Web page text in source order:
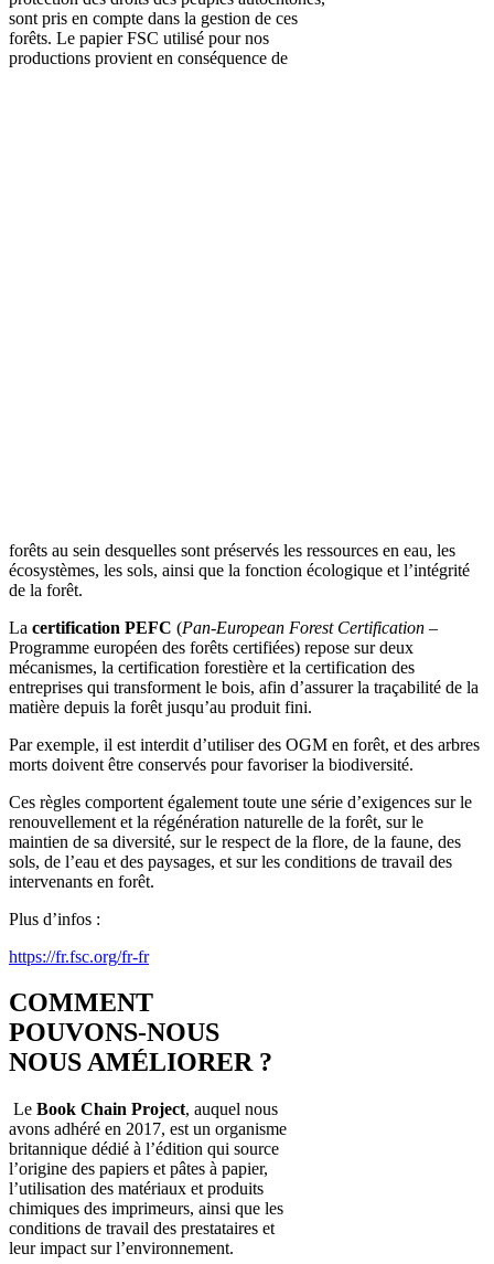
sont pris en compte dans la gestion de ces
forêts. Le papier FSC utilisé pour nos
productions provient en conséquence de
forêts au sein desquelles sont préservés les ressources en eau, les
écosystèmes, les sols, ainsi que la fonction écologique et l’intégrité
de la forêt.
La certification PEFC (Pan-European Forest Certification –
Programme européen des forêts certifiées) repose sur deux
mécanismes, la certification forestière et la certification des
entreprises qui transforment le bois, afin d’assurer la traçabilité de la
matière depuis la forêt jusqu’au produit fini.
Par exemple, il est interdit d’utiliser des OGM en forêt, et des arbres
morts doivent être conservés pour favoriser la biodiversité.
Ces règles comportent également toute une série d’exigences sur le
renouvellement et la régénération naturelle de la forêt, sur le
maintien de sa diversité, sur le respect de la flore, de la faune, des
sols, de l’eau et des paysages, et sur les conditions de travail des
intervenants en forêt.
Plus d’infos :
https://fr.fsc.org/fr-fr
COMMENT
POUVONS-NOUS
NOUS AMÉLIORER ?
Le Book Chain Project, auquel nous
avons adhéré en 2017, est un organisme
britannique dédié à l’édition qui source
l’origine des papiers et pâtes à papier,
l’utilisation des matériaux et produits
chimiques des imprimeurs, ainsi que les
conditions de travail des prestataires et
leur impact sur l’environnement.